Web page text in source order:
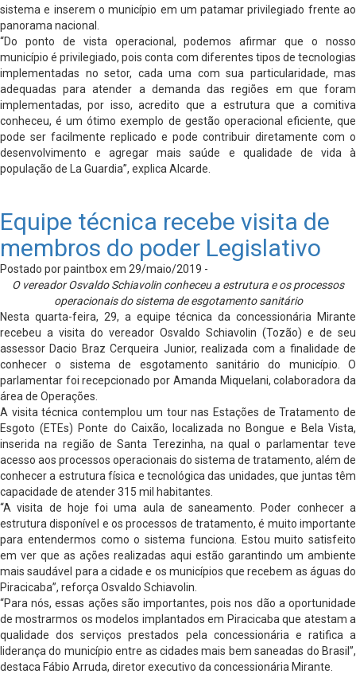
sistema e inserem o município em um patamar privilegiado frente ao
panorama nacional.
“Do ponto de vista operacional, podemos afirmar que o nosso
município é privilegiado, pois conta com diferentes tipos de tecnologias
implementadas no setor, cada uma com sua particularidade, mas
adequadas para atender a demanda das regiões em que foram
implementadas, por isso, acredito que a estrutura que a comitiva
conheceu, é um ótimo exemplo de gestão operacional eficiente, que
pode ser facilmente replicado e pode contribuir diretamente com o
desenvolvimento e agregar mais saúde e qualidade de vida à
população de La Guardia”, explica Alcarde.
Equipe técnica recebe visita de
membros do poder Legislativo
Postado por paintbox em 29/maio/2019 -
O vereador Osvaldo Schiavolin conheceu a estrutura e os processos
operacionais do sistema de esgotamento sanitário
Nesta quarta-feira, 29, a equipe técnica da concessionária Mirante
recebeu a visita do vereador Osvaldo Schiavolin (Tozão) e de seu
assessor Dacio Braz Cerqueira Junior, realizada com a finalidade de
conhecer o sistema de esgotamento sanitário do município. O
parlamentar foi recepcionado por Amanda Miquelani, colaboradora da
área de Operações.
A visita técnica contemplou um tour nas Estações de Tratamento de
Esgoto (ETEs) Ponte do Caixão, localizada no Bongue e Bela Vista,
inserida na região de Santa Terezinha, na qual o parlamentar teve
acesso aos processos operacionais do sistema de tratamento, além de
conhecer a estrutura física e tecnológica das unidades, que juntas têm
capacidade de atender 315 mil habitantes.
“A visita de hoje foi uma aula de saneamento. Poder conhecer a
estrutura disponível e os processos de tratamento, é muito importante
para entendermos como o sistema funciona. Estou muito satisfeito
em ver que as ações realizadas aqui estão garantindo um ambiente
mais saudável para a cidade e os municípios que recebem as águas do
Piracicaba”, reforça Osvaldo Schiavolin.
“Para nós, essas ações são importantes, pois nos dão a oportunidade
de mostrarmos os modelos implantados em Piracicaba que atestam a
qualidade dos serviços prestados pela concessionária e ratifica a
liderança do município entre as cidades mais bem saneadas do Brasil”,
destaca Fábio Arruda, diretor executivo da concessionária Mirante.